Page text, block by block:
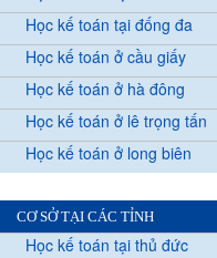
Học kế toán tại đống đa
Học kế toán ở cầu giấy
Học kế toán ở hà đông
Học kế toán ở lê trọng tấn
Học kế toán ở long biên
CƠ SỞ TẠI CÁC TỈNH
Học kế toán tại thủ đức